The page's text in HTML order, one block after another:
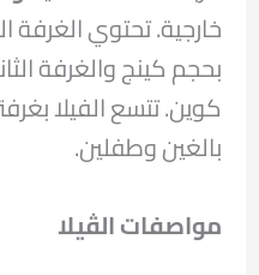
خارجية. تحتوي الغرفة
بحجم كينج والغرفة
كوين. تتسع الفيلا
بالغين وطفلين.
مواصفات الڤيلا